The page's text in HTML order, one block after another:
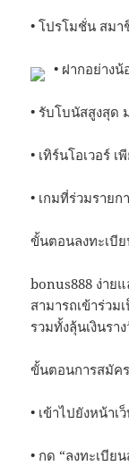
• โปรโมชั่น สม
• ฝากอย่าง
• รับโบนัสสูงสุด
• เทิร์นโอเวอร์ เ
• เกมที่ร่วมรายก
ขั้นตอนลงทะเบี
bonus888 ง่าย
สามารถเข้าร่วม
รวมทั้งลุ้นเงินรา
ขั้นตอนการสมัค
• เข้าไปยังหน้าเ
• กด “ลงทะเบีย